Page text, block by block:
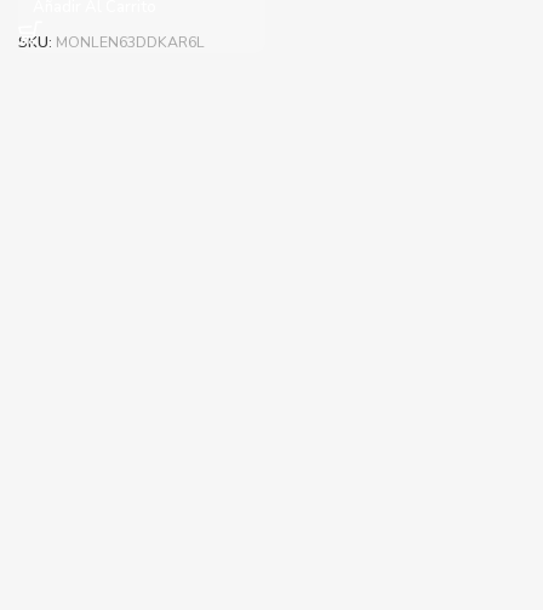
era:
es:
SKU: MONLEN63DDKAR6L